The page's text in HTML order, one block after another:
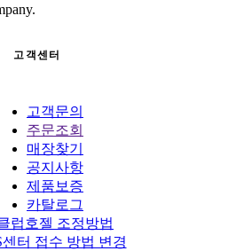
고객센터
고객문의
주문조회
매장찾기
공지사항
제품보증
카탈로그
럽호젤 조정방법
센터 접수 방법 변경